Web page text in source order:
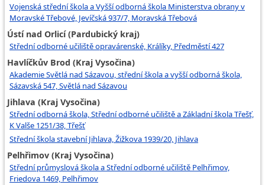
Vojenská střední škola a Vyšší odborná škola Ministerstva obrany v
Moravské Třebové, Jevíčská 937/7, Moravská Třebová
Ústí nad Orlicí (Pardubický kraj)
Střední odborné učiliště opravárenské, Králíky, Předměstí 427
Havlíčkův Brod (Kraj Vysočina)
Akademie Světlá nad Sázavou, střední škola a vyšší odborná škola,
Sázavská 547, Světlá nad Sázavou
Jihlava (Kraj Vysočina)
Střední odborná škola, Střední odborné učiliště a Základní škola Třešť,
K Valše 1251/38, Třešť
Střední škola stavební Jihlava, Žižkova 1939/20, Jihlava
Pelhřimov (Kraj Vysočina)
Střední průmyslová škola a Střední odborné učiliště Pelhřimov,
Friedova 1469, Pelhřimov